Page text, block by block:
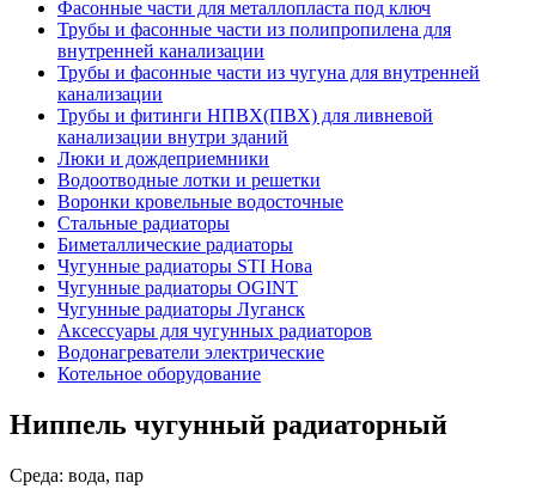
Фасонные части для металлопласта под ключ
Трубы и фасонные части из полипропилена для
внутренней канализации
Трубы и фасонные части из чугуна для внутренней
канализации
Трубы и фитинги НПВХ(ПВХ) для ливневой
канализации внутри зданий
Люки и дождеприемники
Водоотводные лотки и решетки
Воронки кровельные водосточные
Стальные радиаторы
Биметаллические радиаторы
Чугунные радиаторы STI Нова
Чугунные радиаторы OGINT
Чугунные радиаторы Луганск
Аксессуары для чугунных радиаторов
Водонагреватели электрические
Котельное оборудование
Ниппель чугунный радиаторный
Среда: вода, пар